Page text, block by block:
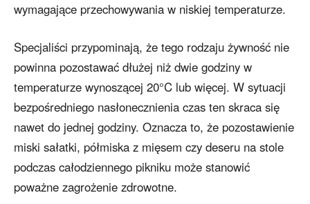
wymagające przechowywania w niskiej temperaturze.
Specjaliści przypominają, że tego rodzaju żywność nie
powinna pozostawać dłużej niż dwie godziny w
temperaturze wynoszącej 20°C lub więcej. W sytuacji
bezpośredniego nasłonecznienia czas ten skraca się
nawet do jednej godziny. Oznacza to, że pozostawienie
miski sałatki, półmiska z mięsem czy deseru na stole
podczas całodziennego pikniku może stanowić
poważne zagrożenie zdrowotne.